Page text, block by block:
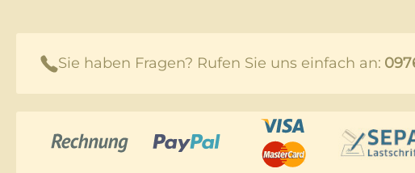
Sie haben Fragen? Rufen Sie uns einfach an: